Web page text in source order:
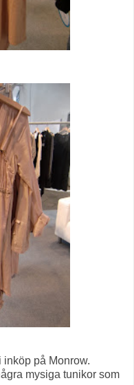
på Monrow.
mysiga tunikor som